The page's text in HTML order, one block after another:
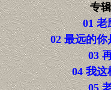
专
01 老
02 最远的
03
04 我这
05